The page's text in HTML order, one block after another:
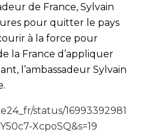
de France, Sylvain
pour quitter le pays
à la force pour
la France d’appliquer
l’ambassadeur Sylvain
status/16993392981
XcpoSQ&s=19